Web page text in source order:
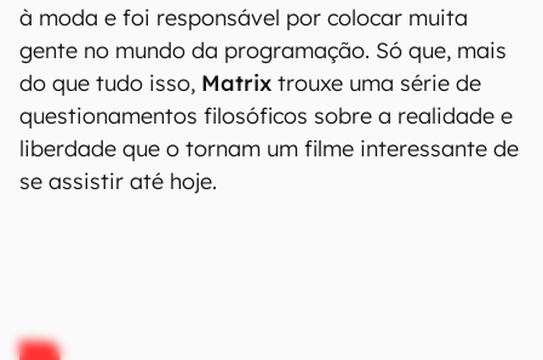
à moda e foi responsável por colocar muita
gente no mundo da programação. Só que, mais
do que tudo isso, Matrix trouxe uma série de
questionamentos filosóficos sobre a realidade e
liberdade que o tornam um filme interessante de
se assistir até hoje.